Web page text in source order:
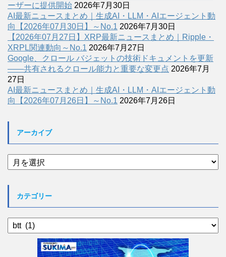
ーザーに提供開始 2026年7月30日
AI最新ニュースまとめ｜生成AI・LLM・AIエージェント動
向【2026年07月30日】～No.1 2026年7月30日
【2026年07月27日】XRP最新ニュースまとめ｜Ripple・
XRPL関連動向～No.1 2026年7月27日
Google、クロール バジェットの技術ドキュメントを更新
――共有されるクロール能力と重要な変更点 2026年7月
27日
AI最新ニュースまとめ｜生成AI・LLM・AIエージェント動
向【2026年07月26日】～No.1 2026年7月26日
アーカイブ
ア
ー
カテゴリー
カ
テ